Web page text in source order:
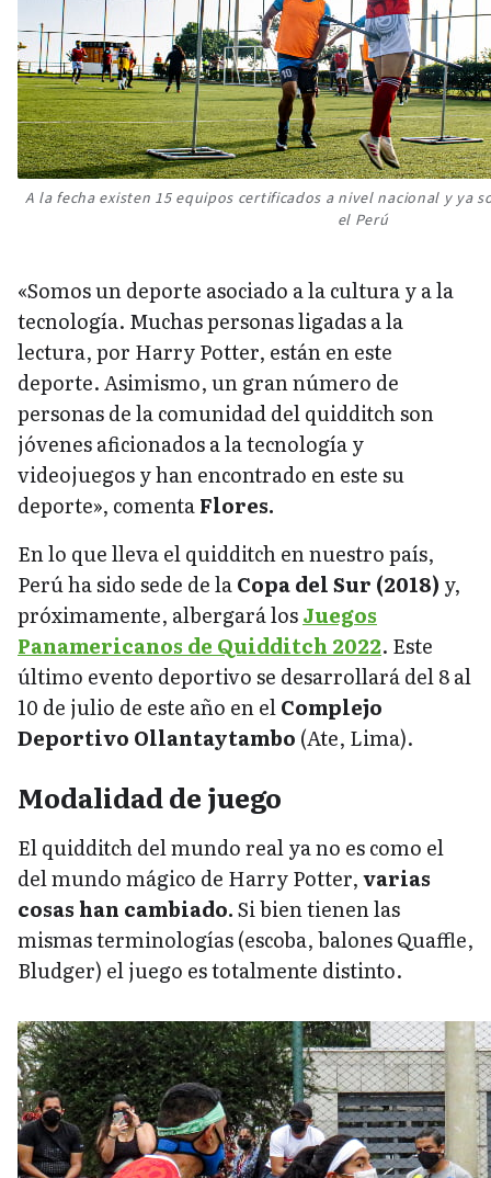
A la fecha existen 15 equipos certificados a nivel nacional y ya
el Perú
«Somos un deporte asociado a la cultura y a la
tecnología. Muchas personas ligadas a la
lectura, por Harry Potter, están en este
deporte. Asimismo, un gran número de
personas de la comunidad del quidditch son
jóvenes aficionados a la tecnología y
videojuegos y han encontrado en este su
deporte», comentaFlores.
En lo que lleva el quidditch en nuestro país,
Perú ha sido sede de laCopa del Sur (2018) y,
próximamente, albergará losJuegos
Panamericanos de Quidditch 2022. Este
último evento deportivo se desarrollará del 8 al
10 de julio de este año en elComplejo
Deportivo Ollantaytambo (Ate, Lima).
Modalidad de juego
El quidditch del mundo real ya no es como el
del mundo mágico de Harry Potter,varias
cosas han cambiado.Si bien tienen las
mismas terminologías (escoba, balones Quaffle,
Bludger) el juego es totalmente distinto.